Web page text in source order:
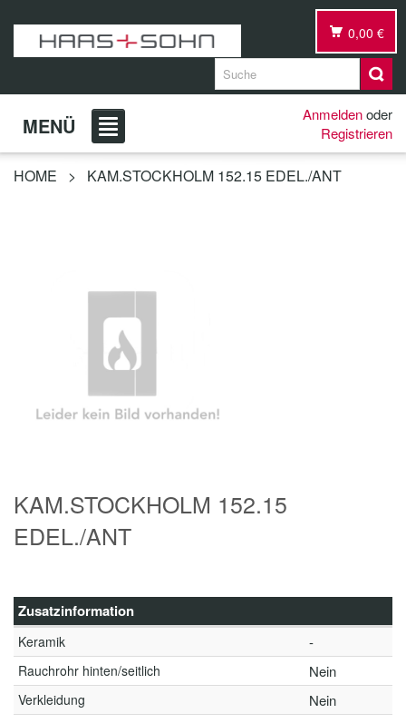
0,00 €
MENÜ Anmeldenoder
Registrieren
HOME > KAM.STOCKHOLM 152.15 EDEL./ANT
KAM.STOCKHOLM 152.15
EDEL./ANT
Zusatzinformation
Keramik -
Rauchrohr hinten/seitlich Nein
Verkleidung Nein